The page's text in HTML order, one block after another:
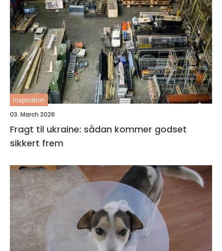
inspiration
03. March 2026
Fragt til ukraine: sådan kommer godset
sikkert frem